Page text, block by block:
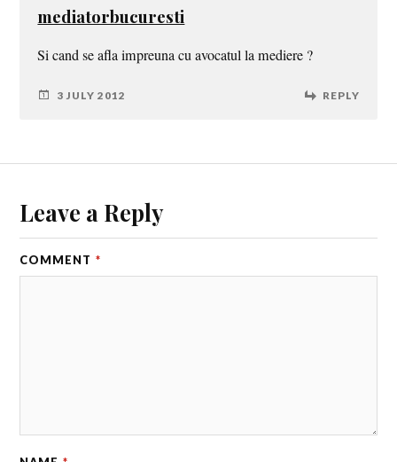
mediatorbucuresti
Si cand se afla impreuna cu avocatul la mediere ?
3 JULY 2012 REPLY
Leave a Reply
COMMENT *